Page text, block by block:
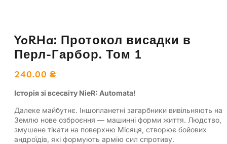
YoRHa: Протокол висадки в
Перл-Гарбор. Том 1
240.00 ₴
Історія зі всесвіту NieR: Automata!
Далеке майбутнє. Іншопланетні загарбники вивільняють на
Землю нове озброєння — машинні форми життя. Людство,
змушене тікати на поверхню Місяця, створює бойових
андроїдів, які формують армію сил спротиву.